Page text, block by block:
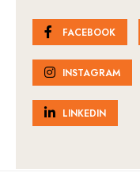
FACEBOOK
INSTAGRAM
LINKEDIN